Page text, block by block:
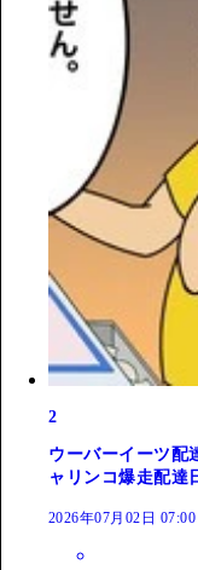
2
ウーバーイーツ配
ャリンコ爆走配達
2026年07月02日 07:00